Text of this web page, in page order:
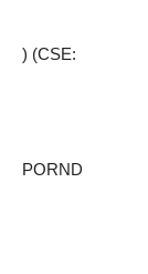
) (CSE:
PORND